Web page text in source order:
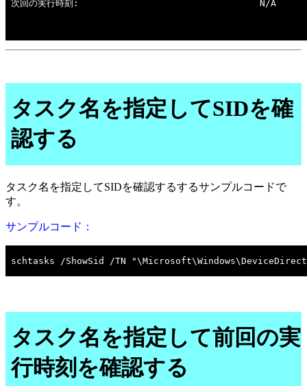
タスク名を指定してSIDを確
認する
タスク名を指定してSIDを確認するするサンプルコードで
す。
サンプルコード：
タスク名を指定して前回の実
行時刻を確認する